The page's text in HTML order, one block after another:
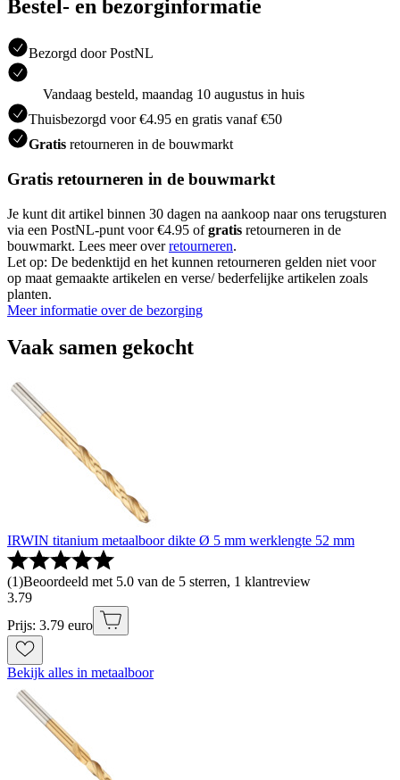
Bestel- en bezorginformatie
Bezorgd door PostNL
Vandaag besteld, maandag 10 augustus in huis
Thuisbezorgd voor €4.95 en gratis vanaf €50
Gratis retourneren in de bouwmarkt
Gratis retourneren in de bouwmarkt
Je kunt dit artikel binnen 30 dagen na aankoop naar ons terugsturen
via een PostNL-punt voor €4.95 ofgratis retourneren in de
bouwmarkt. Lees meer overretourneren.
Let op: De bedenktijd en het kunnen retourneren gelden niet voor
op maat gemaakte artikelen en verse/ bederfelijke artikelen zoals
planten.
Meer informatie over de bezorging
Vaak samen gekocht
IRWIN titanium metaalboor dikte Ø 5 mm werklengte 52 mm
(1)Beoordeeld met 5.0 van de 5 sterren, 1 klantreview
3.79
Prijs: 3.79 euro
Bekijk alles in metaalboor